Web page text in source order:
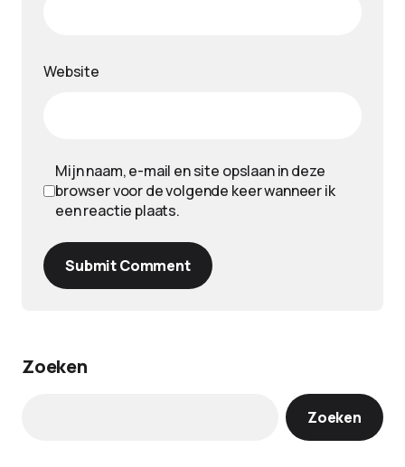
Website
Mijn naam, e-mail en site opslaan in deze
browser voor de volgende keer wanneer ik
een reactie plaats.
Submit Comment
Zoeken
Zoeken